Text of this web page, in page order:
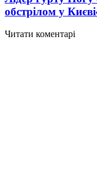
обстрілом у Києві
Читати коментарі